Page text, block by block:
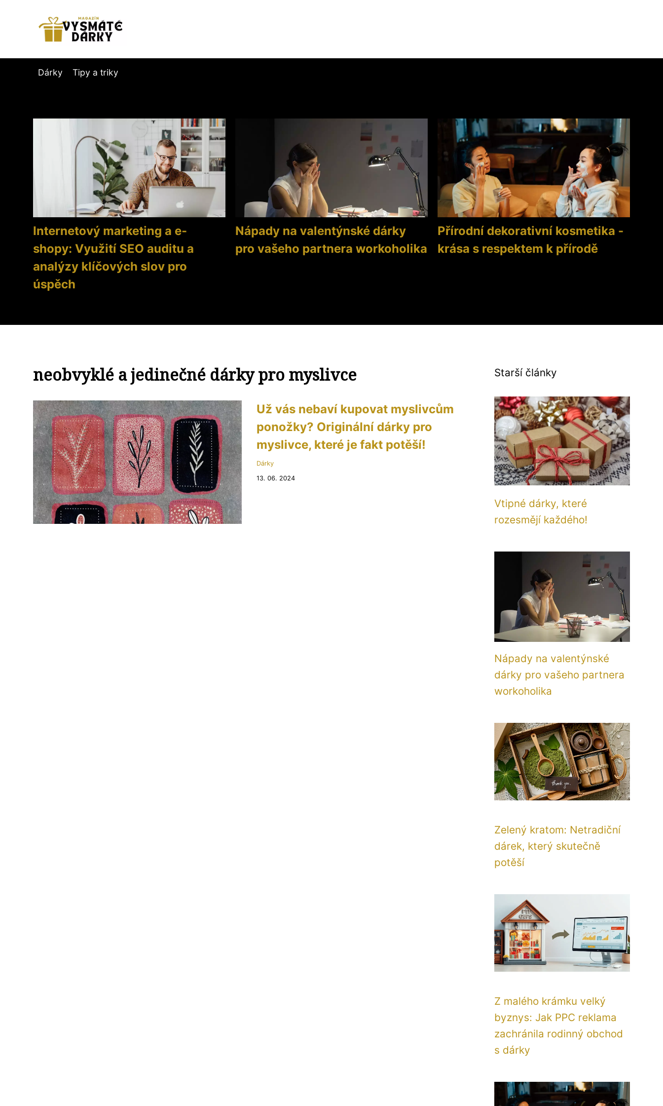
Dárky Tipy a triky
Internetový marketing a e-
shopy: Využití SEO auditu a
analýzy klíčových slov pro
úspěch
Nápady na valentýnské dárky
pro vašeho partnera workoholika
Přírodní dekorativní kosmetika -
krása s respektem k přírodě
neobvyklé a jedinečné dárky pro myslivce
Už vás nebaví kupovat myslivcům
ponožky? Originální dárky pro
myslivce, které je fakt potěší!
Dárky
13. 06. 2024
Starší články
Vtipné dárky, které
rozesmějí každého!
Nápady na valentýnské
dárky pro vašeho partnera
workoholika
Zelený kratom: Netradiční
dárek, který skutečně
potěší
Z malého krámku velký
byznys: Jak PPC reklama
zachránila rodinný obchod
s dárky